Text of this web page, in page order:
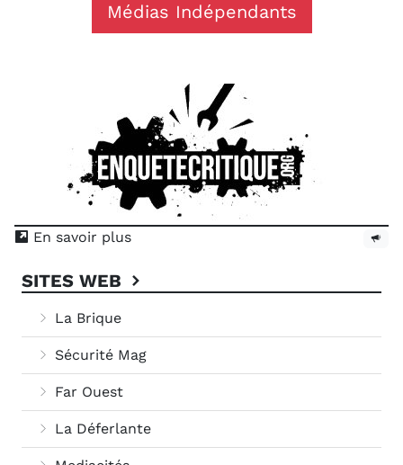
Médias Indépendants
En savoir plus
SITES WEB
La Brique
Sécurité Mag
Far Ouest
La Déferlante